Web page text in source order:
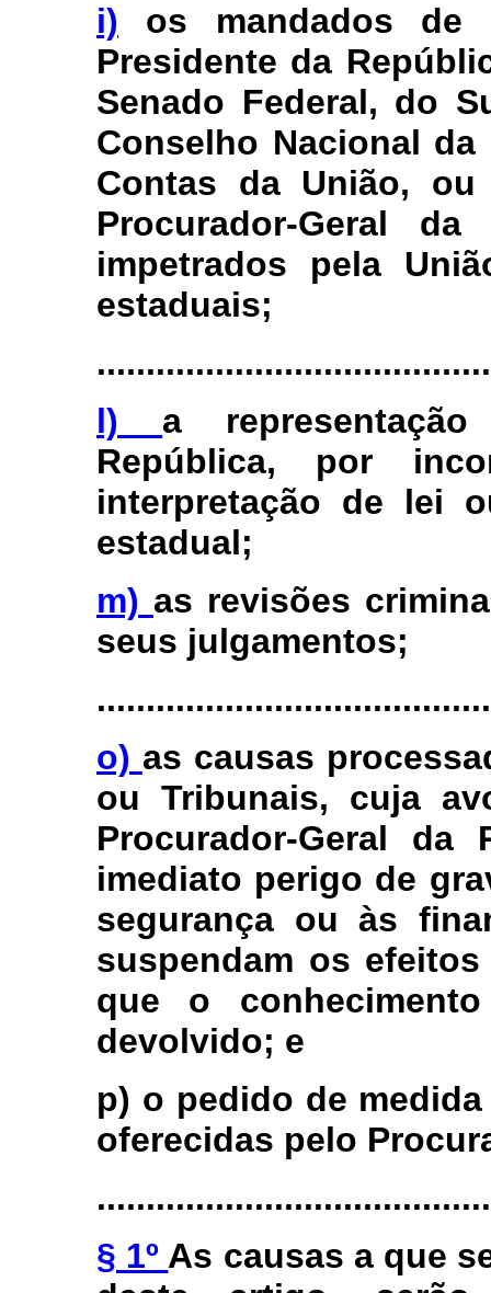
i) os mandados de
Presidente da
Senado Federal, do
Conselho Nacional
Contas da União,
Procurador-Geral
impetrados pela
estaduais;
l) a
República, por
interpretação de lei
estadual;
m) as revisões
seus julgamentos;
o) as causas
ou Tribunais, cuja
Procurador-Geral da
imediato perigo de
segurança ou às
suspendam os
que o
devolvido; e
p) o pedido de
oferecidas pelo
§ 1º As causas a que